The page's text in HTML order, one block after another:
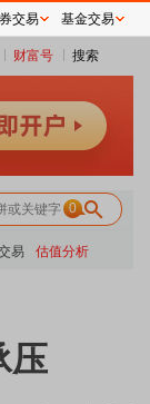
财富号 搜索
0
易 估值分析
压
交易 基金交易